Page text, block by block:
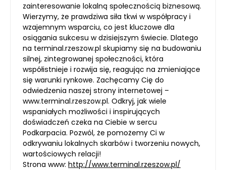
zainteresowanie lokalną społecznością biznesową.
Wierzymy, że prawdziwa siła tkwi w współpracy i
wzajemnym wsparciu, co jest kluczowe dla
osiągania sukcesu w dzisiejszym świecie. Dlatego
na terminal.rzeszow.pl skupiamy się na budowaniu
silnej, zintegrowanej społeczności, która
współistnieje i rozwija się, reagując na zmieniające
się warunki rynkowe. Zachęcamy Cię do
odwiedzenia naszej strony internetowej –
www.terminal.rzeszow.pl. Odkryj, jak wiele
wspaniałych możliwości i inspirujących
doświadczeń czeka na Ciebie w sercu
Podkarpacia. Pozwól, że pomożemy Ci w
odkrywaniu lokalnych skarbów i tworzeniu nowych,
wartościowych relacji!
Strona www: http://www.terminal.rzeszow.pl/